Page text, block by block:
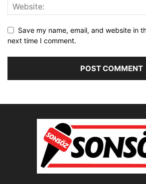
Save my name, email, and website in
next time I comment.